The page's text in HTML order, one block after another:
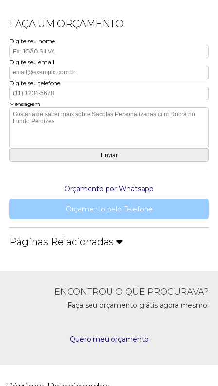
FAÇA UM ORÇAMENTO
Digite seu nome
Digite seu email
Digite seu telefone
Mensagem
Orçamento por Whatsapp
Orçamento pelo Telefone
Páginas Relacionadas
ENCONTROU O QUE PROCURAVA?
Faça seu orçamento grátis agora mesmo!
Quero meu orçamento